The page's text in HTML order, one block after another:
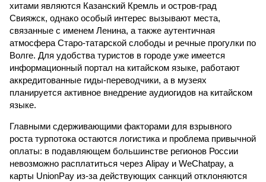
хитами являются Казанский Кремль и остров-град
Свияжск, однако особый интерес вызывают места,
связанные с именем Ленина, а также аутентичная
атмосфера Старо-татарской слободы и речные прогулки по
Волге. Для удобства туристов в городе уже имеется
информационный портал на китайском языке, работают
аккредитованные гиды-переводчики, а в музеях
планируется активное внедрение аудиогидов на китайском
языке.
Главными сдерживающими факторами для взрывного
роста турпотока остаются логистика и проблема привычной
оплаты: в подавляющем большинстве регионов России
невозможно расплатиться через Alipay и WeChatpay, а
карты UnionPay из-за действующих санкций отклоняются